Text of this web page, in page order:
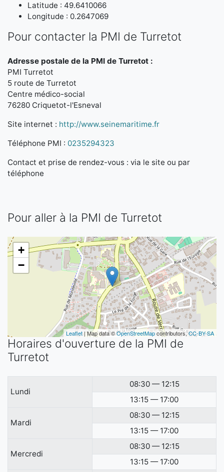
Latitude : 49.6410066
Longitude : 0.2647069
Pour contacter la PMI de Turretot
Adresse postale de la PMI de Turretot :
PMI Turretot
5 route de Turretot
Centre médico-social
76280 Criquetot-l'Esneval
Site internet : http://www.seinemaritime.fr
Téléphone PMI : 0235294323
Contact et prise de rendez-vous : via le site ou par
téléphone
Pour aller à la PMI de Turretot
+
−
Leaflet | Map data ©OpenStreetMapcontributors,CC-BY-SA
Horaires d'ouverture de la PMI de
Turretot
Lundi
08:30 — 12:15
13:15 — 17:00
Mardi
08:30 — 12:15
13:15 — 17:00
Mercredi
08:30 — 12:15
13:15 — 17:00